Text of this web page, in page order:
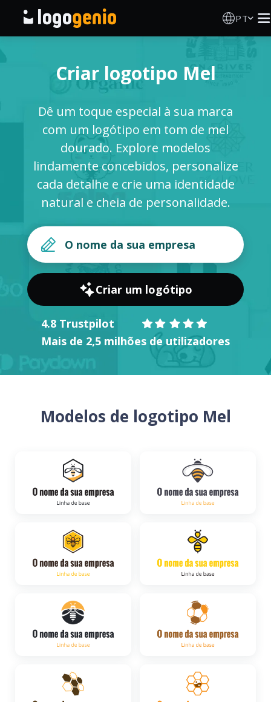
PT
Gerador de logótipos IA
Ideias de logótipos
Produtos impressos
Sobre
INICIAR SESSÃO
Criar logotipo Mel
Dê um toque especial à sua marca
com um logótipo em tom de mel
dourado. Explore modelos
lindamente concebidos, personalize
cada detalhe e crie uma identidade
natural e cheia de personalidade.
Criar um logótipo
4.8 Trustpilot
Mais de 2,5 milhões de utilizadores
Modelos de logotipo Mel